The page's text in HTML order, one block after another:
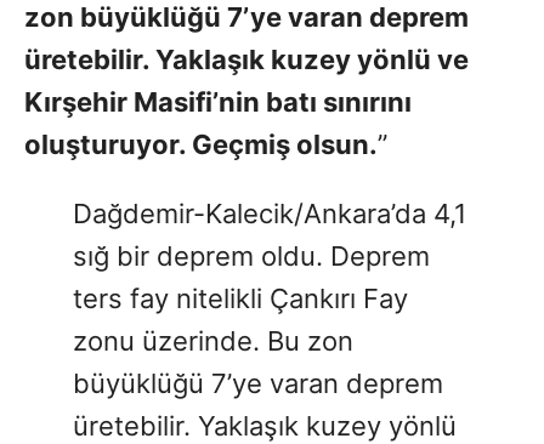
zon büyüklüğü 7’ye varan deprem
üretebilir. Yaklaşık kuzey yönlü ve
Kırşehir Masifi’nin batı sınırını
oluşturuyor. Geçmiş olsun.”
Dağdemir-Kalecik/Ankara’da 4,1
sığ bir deprem oldu. Deprem
ters fay nitelikli Çankırı Fay
zonu üzerinde. Bu zon
büyüklüğü 7’ye varan deprem
üretebilir. Yaklaşık kuzey yönlü